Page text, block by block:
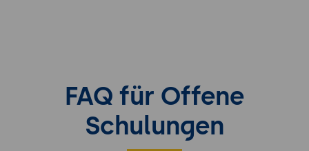
FAQ für Offene
Schulungen